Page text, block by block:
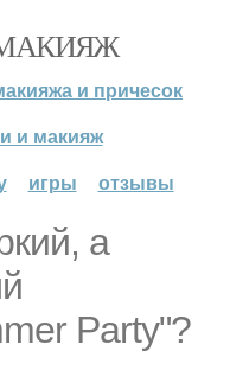
и причесок
и макияж
игры отзывы
а
Party"?